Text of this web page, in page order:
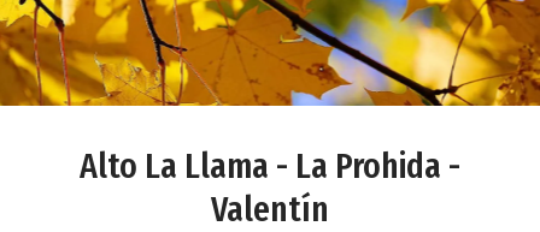
Alto La Llama - La Prohida -
Valentín